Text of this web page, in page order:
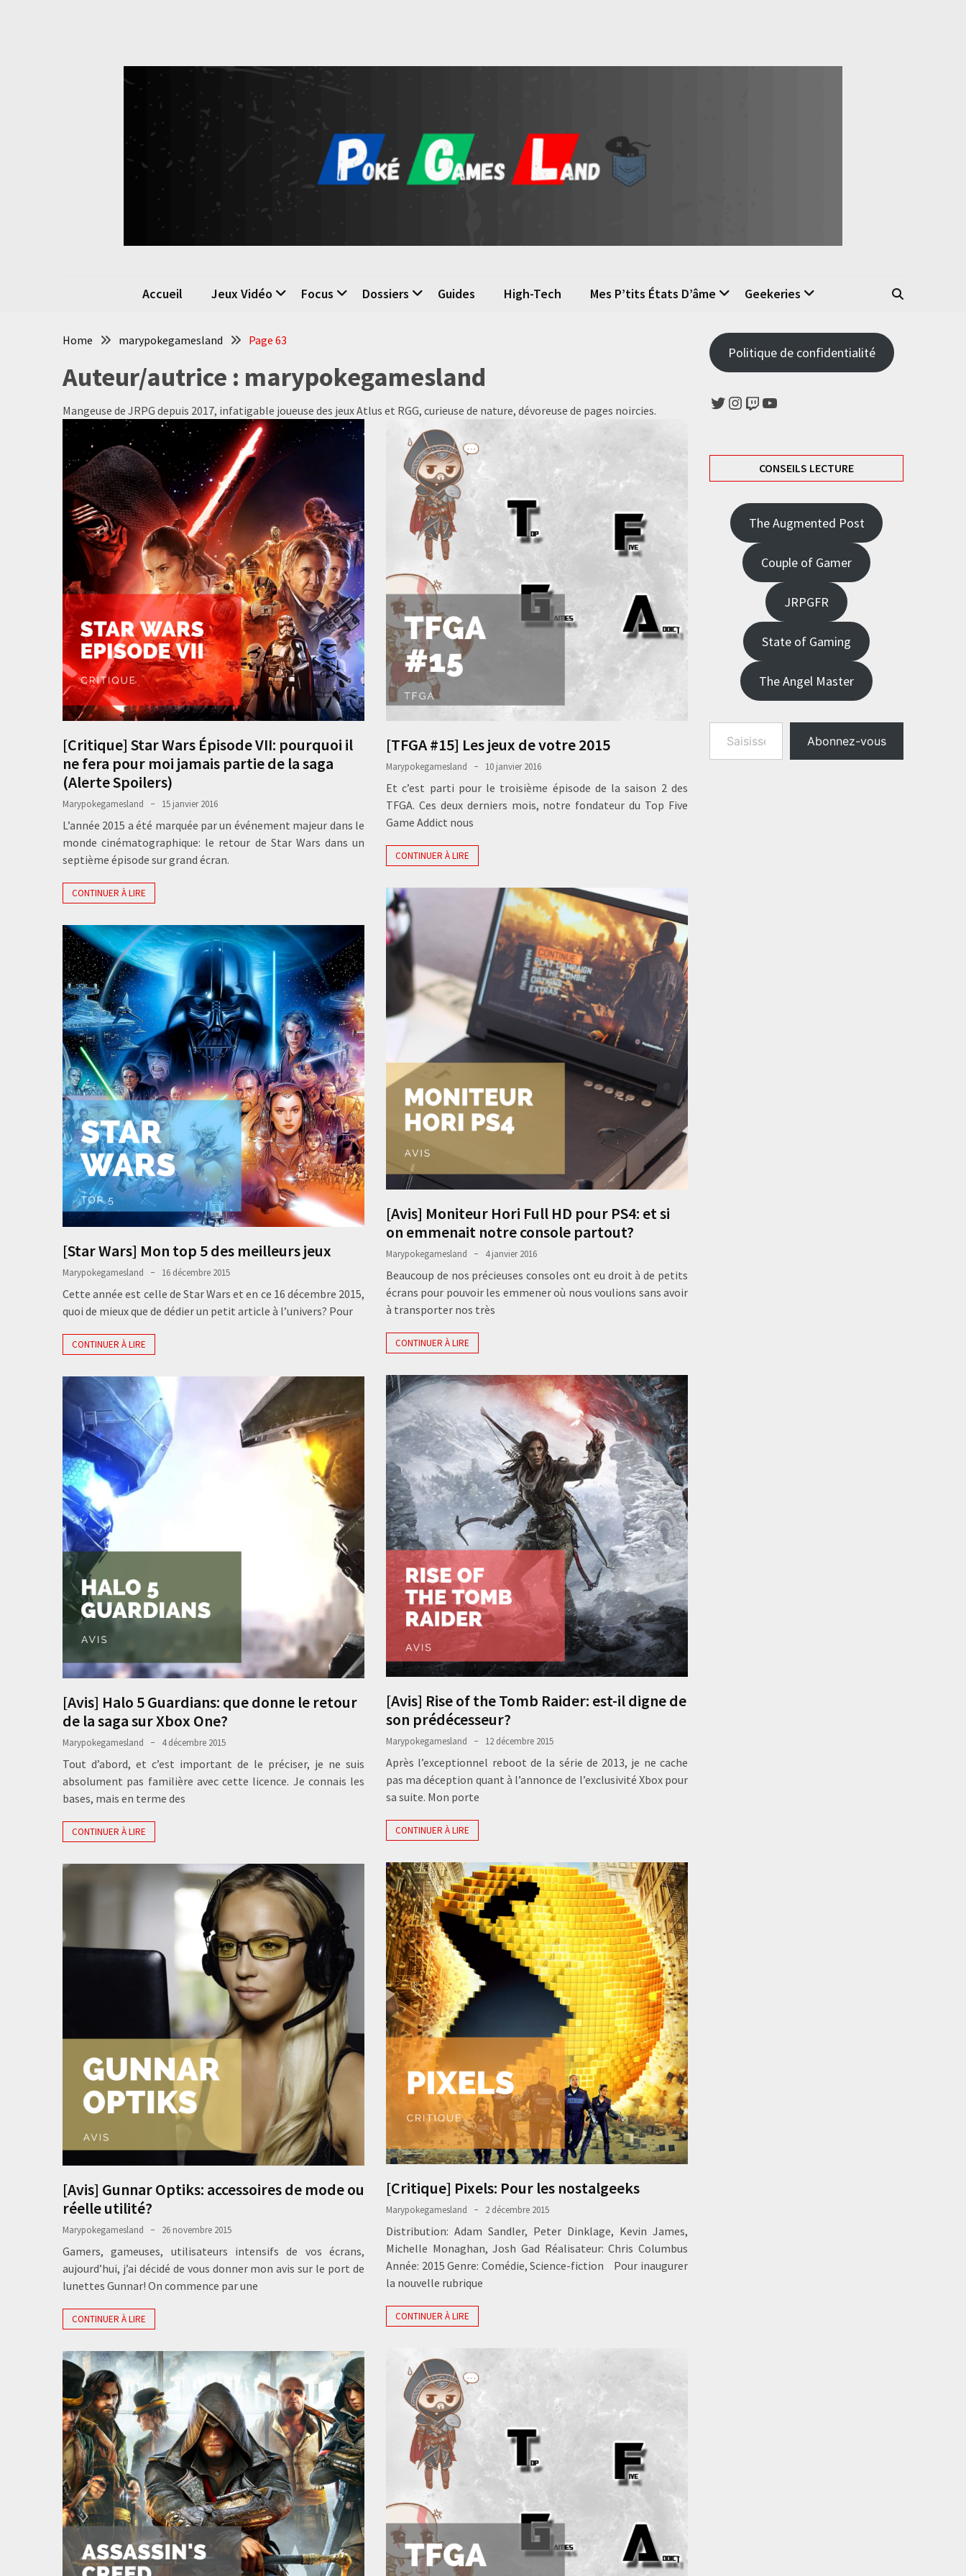
Poké Games Land
La passion du jeu vidéo
Accueil Jeux Vidéo Focus Dossiers Guides High-Tech Mes P’tits États D’âme Geekeries
Home marypokegamesland Page 63
Auteur/autrice : marypokegamesland
Mangeuse de JRPG depuis 2017, infatigable joueuse des jeux Atlus et RGG, curieuse de nature, dévoreuse de pages noircies.
[Critique] Star Wars Épisode VII: pourquoi il
ne fera pour moi jamais partie de la saga
(Alerte Spoilers)
Marypokegamesland 15 janvier 2016
L’année 2015 a été marquée par un événement majeur dans le
monde cinématographique: le retour de Star Wars dans un
septième épisode sur grand écran.
CONTINUER À LIRE
[TFGA #15] Les jeux de votre 2015
Marypokegamesland 10 janvier 2016
Et c’est parti pour le troisième épisode de la saison 2 des
TFGA. Ces deux derniers mois, notre fondateur du Top Five
Game Addict nous
CONTINUER À LIRE
[Avis] Moniteur Hori Full HD pour PS4: et si
on emmenait notre console partout?
Marypokegamesland 4 janvier 2016
Beaucoup de nos précieuses consoles ont eu droit à de petits
écrans pour pouvoir les emmener où nous voulions sans avoir
à transporter nos très
CONTINUER À LIRE
[Star Wars] Mon top 5 des meilleurs jeux
Marypokegamesland 16 décembre 2015
Cette année est celle de Star Wars et en ce 16 décembre 2015,
quoi de mieux que de dédier un petit article à l’univers? Pour
CONTINUER À LIRE
[Avis] Rise of the Tomb Raider: est-il digne de
son prédécesseur?
Marypokegamesland 12 décembre 2015
Après l’exceptionnel reboot de la série de 2013, je ne cache
pas ma déception quant à l’annonce de l’exclusivité Xbox pour
sa suite. Mon porte
CONTINUER À LIRE
[Avis] Halo 5 Guardians: que donne le retour
de la saga sur Xbox One?
Marypokegamesland 4 décembre 2015
Tout d’abord, et c’est important de le préciser, je ne suis
absolument pas familière avec cette licence. Je connais les
bases, mais en terme des
CONTINUER À LIRE
[Critique] Pixels: Pour les nostalgeeks
Marypokegamesland 2 décembre 2015
Distribution: Adam Sandler, Peter Dinklage, Kevin James,
Michelle Monaghan, Josh Gad Réalisateur: Chris Columbus
Année: 2015 Genre: Comédie, Science-fiction Pour inaugurer
la nouvelle rubrique
CONTINUER À LIRE
[Avis] Gunnar Optiks: accessoires de mode ou
réelle utilité?
Marypokegamesland 26 novembre 2015
Gamers, gameuses, utilisateurs intensifs de vos écrans,
aujourd’hui, j’ai décidé de vous donner mon avis sur le port de
lunettes Gunnar! On commence par une
CONTINUER À LIRE
Politique de confidentialité
Twitter
Instagram
TwitchYouTube
CONSEILS LECTURE
The Augmented Post
Couple of Gamer
JRPGFR
State of Gaming
The Angel Master
Saisissez votre adresse e-mail…
Abonnez-vous